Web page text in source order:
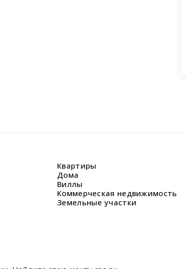
Квартиры
Дома
Виллы
Коммерческая недвижимость
Земельные участки